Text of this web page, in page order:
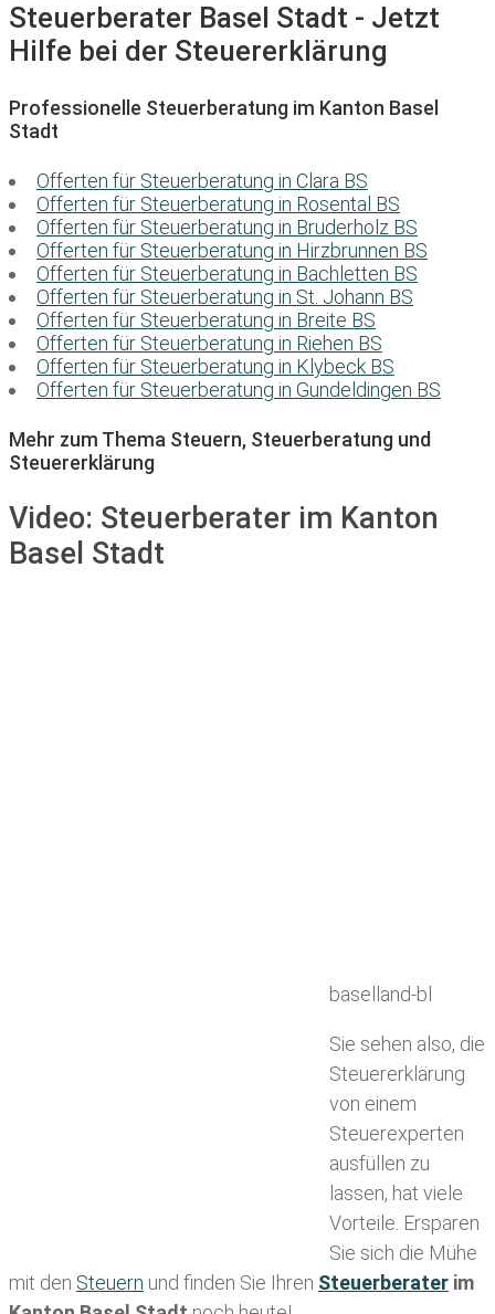
Steuerberater Basel Stadt - Jetzt
Hilfe bei der Steuererklärung
Professionelle Steuerberatung im Kanton Basel
Stadt
Offerten für Steuerberatung in Clara BS
Offerten für Steuerberatung in Rosental BS
Offerten für Steuerberatung in Bruderholz BS
Offerten für Steuerberatung in Hirzbrunnen BS
Offerten für Steuerberatung in Bachletten BS
Offerten für Steuerberatung in St. Johann BS
Offerten für Steuerberatung in Breite BS
Offerten für Steuerberatung in Riehen BS
Offerten für Steuerberatung in Klybeck BS
Offerten für Steuerberatung in Gundeldingen BS
Mehr zum Thema Steuern, Steuerberatung und
Steuererklärung
Video: Steuerberater im Kanton
Basel Stadt
baselland-bl
Sie sehen also, die
Steuererklärung
von einem
Steuerexperten
ausfüllen zu
lassen, hat viele
Vorteile. Ersparen
Sie sich die Mühe
mit den Steuern und finden Sie Ihren Steuerberater im